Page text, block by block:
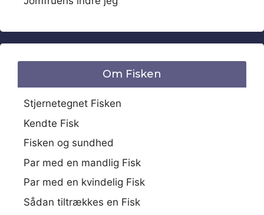
Om Fisken
Stjernetegnet Fisken
Kendte Fisk
Fisken og sundhed
Par med en mandlig Fisk
Par med en kvindelig Fisk
Sådan tiltrækkes en Fisk